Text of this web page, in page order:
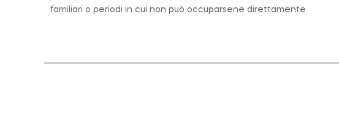
familiari o periodi in cui non può occuparsene direttamente.